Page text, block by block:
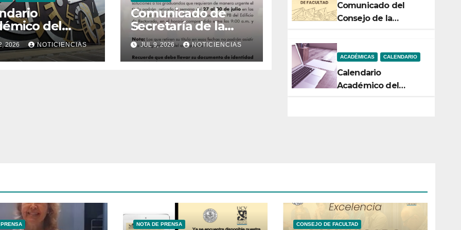
del
1-2026
2026 NOTICIENCIAS
Comunicado de
Secretaría de la
Universidad Central
de Venezuela
JUL 9, 2026 NOTICIENCIAS
Comunicado del
Consejo de la
ACADÉMICAS CALENDARIO
Calendario
Académico del
NOTA DE PRENSA CONSEJO DE FACULTAD